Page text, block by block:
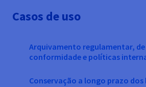
Casos de uso
Arquivamento regulamentar, de
conformidade e políticas
Conservação a longo prazo dos